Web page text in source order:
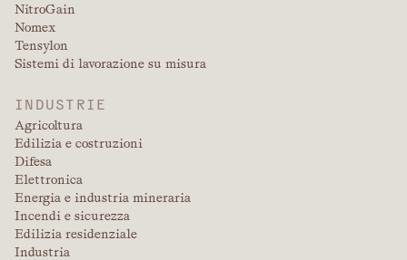
NitroGain
Nomex
Tensylon
Sistemi di lavorazione su misura
INDUSTRIE
Agricoltura
Edilizia e costruzioni
Difesa
Elettronica
Energia e industria mineraria
Incendi e sicurezza
Edilizia residenziale
Industria